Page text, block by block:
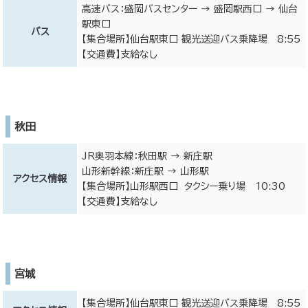
バス
高速バス：盛岡バスセンター → 盛岡駅西口 → 仙台
駅東口
【集合場所】仙台駅東口 観光送迎バス乗降場 8:55
【交通費】支給なし
秋田
アクセス情報
JR奥羽本線：秋田駅 → 新庄駅
山形新幹線：新庄駅 → 山形駅
【集合場所】山形駅西口 タクシー乗り場 10:30
【交通費】支給なし
宮城
【集合場所】仙台駅東口 観光送迎バス乗降場 8:55